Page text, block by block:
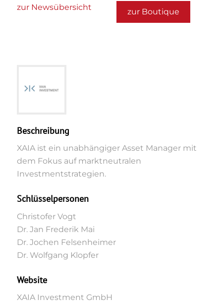
zur Boutique
zur Newsübersicht
Beschreibung
XAIA ist ein unabhängiger Asset Manager mit
dem Fokus auf marktneutralen
Investmentstrategien.
Schlüsselpersonen
Christofer Vogt
Dr. Jan Frederik Mai
Dr. Jochen Felsenheimer
Dr. Wolfgang Klopfer
Website
XAIA Investment GmbH